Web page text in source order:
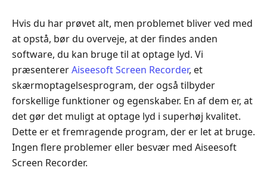
Hvis du har prøvet alt, men problemet bliver ved med
at opstå, bør du overveje, at der findes anden
software, du kan bruge til at optage lyd. Vi
præsentererAiseesoft Screen Recorder, et
skærmoptagelsesprogram, der også tilbyder
forskellige funktioner og egenskaber. En af dem er, at
det gør det muligt at optage lyd i superhøj kvalitet.
Dette er et fremragende program, der er let at bruge.
Ingen flere problemer eller besvær med Aiseesoft
Screen Recorder.